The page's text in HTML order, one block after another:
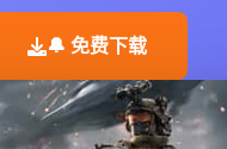
🔔 免费下载